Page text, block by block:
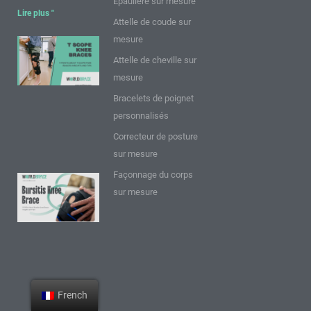
Lire plus "
9 points sur
les
genouillères
T Scope :
Perspectives
et conseils
Lire plus "
9 FAQ sur
Attelle de coude sur
mesure
Attelle de cheville sur
mesure
Bracelets de poignet
personnalisés
Correcteur de posture
sur mesure
Façonnage du corps
sur mesure
French